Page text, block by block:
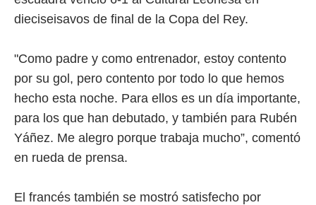
dieciseisavos de final de la Copa del Rey.
"Como padre y como entrenador, estoy contento
por su gol, pero contento por todo lo que hemos
hecho esta noche. Para ellos es un día importante,
para los que han debutado, y también para Rubén
Yáñez. Me alegro porque trabaja mucho”, comentó
en rueda de prensa.
El francés también se mostró satisfecho por